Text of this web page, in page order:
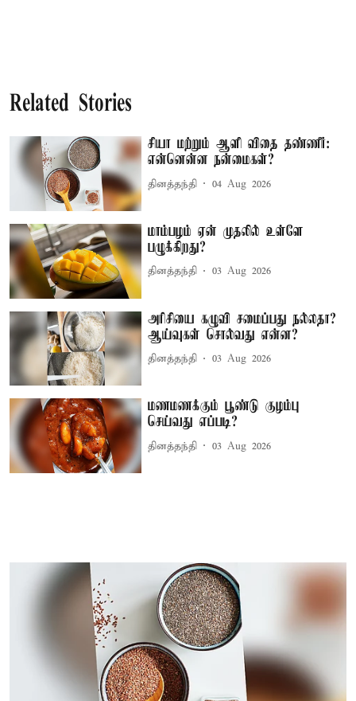
Related Stories
சியா மற்றும் ஆளி விதை தண்ணீர்:
என்னென்ன நன்மைகள்?
தினத்தந்தி 04 Aug 2026
மாம்பழம் ஏன் முதலில் உள்ளே
பழுக்கிறது?
தினத்தந்தி 03 Aug 2026
அரிசியை கழுவி சமைப்பது நல்லதா?
ஆய்வுகள் சொல்வது என்ன?
தினத்தந்தி 03 Aug 2026
மணமணக்கும் பூண்டு குழம்பு
செய்வது எப்படி?
தினத்தந்தி 03 Aug 2026